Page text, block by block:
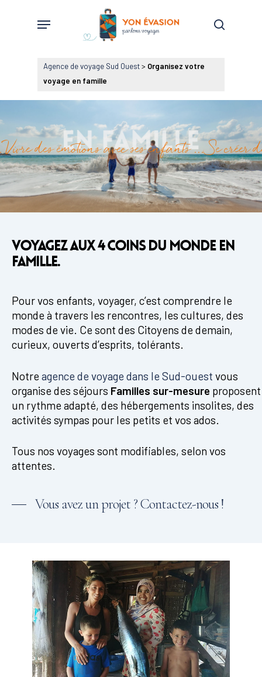
search
Menu
Agence de voyage Sud Ouest> Organisez votre
voyage en famille
… Vivre des émotions avec ses
Voyagez aux 4 coins du monde en
famille.
Pour vos enfants, voyager, c’est comprendre le
monde à travers les rencontres, les cultures, des
modes de vie. Ce sont des Citoyens de demain,
curieux, ouverts d’esprits, tolérants.
Notre agence de voyage dans le Sud-ouest vous
organise des séjours Familles sur-mesure proposent
un rythme adapté, des hébergements insolites, des
activités sympas pour les petits et vos ados.
Tous nos voyages sont modifiables, selon vos
attentes.
Vous avez un projet ? Contactez-nous !